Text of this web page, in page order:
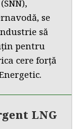
se
să
pentru
cere forță
LNG